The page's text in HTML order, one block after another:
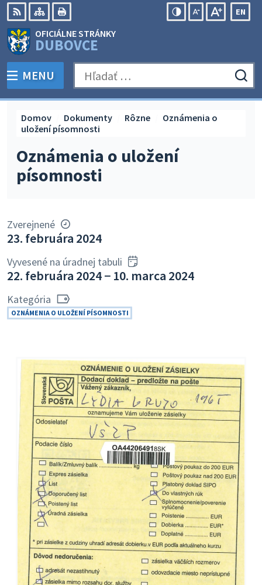
Preskočiť
na
obsah
RSS Mapa
EN
OFICIÁLNE STRÁNKY
DUBOVCE
PREPNÚŤ
MENU Hľadať:
Oznámenia o uložení
písomnosti
Domov Dokumenty Rôzne
Oznámenia o
uložení písomnosti
Zverejnené
23. februára 2024
Vyvesené na úradnej tabuli
22. februára 2024 − 10. marca 2024
Kategória
OZNÁMENIA O ULOŽENÍ PÍSOMNOSTI